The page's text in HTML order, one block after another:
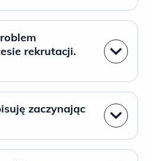
rekrutacji.
zaczynając